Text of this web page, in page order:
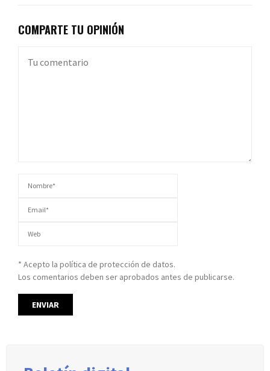
COMPARTE TU OPINIÓN
* Acepto la política de protección de datos.
Los comentarios deben ser aprobados antes de publicarse.